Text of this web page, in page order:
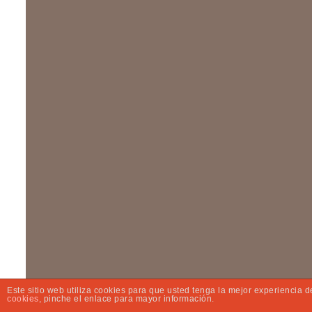
© 2020 YLDC
Este sitio web utiliza cookies para que usted tenga la mejor experiencia
cookies, pinche el enlace para mayor información.